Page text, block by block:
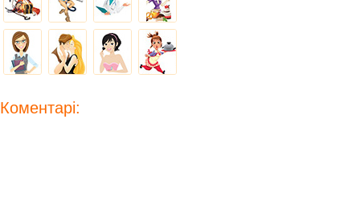
Коментарі: